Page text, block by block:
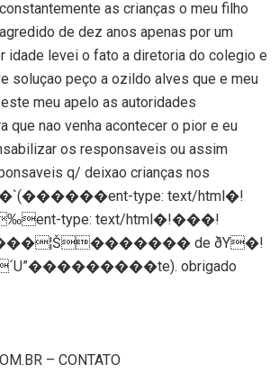
as crianças o meu filho
de dez anos apenas por um
idade levei o fato a diretoria do colegio e
soluçao peço a ozildo alves que e meu
meu apelo as autoridades
que nao venha acontecer o pior e eu
os responsaveis ou assim
q/ deixao crianças nos
type: text/html�!
type: text/html�!���!
de ðY�!
obrigado
– CONTATO